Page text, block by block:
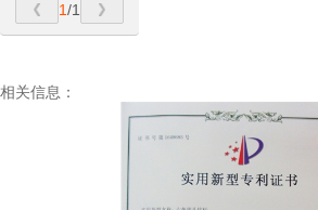
1/1
相关信息：